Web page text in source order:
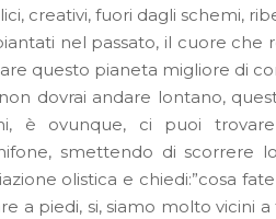
creativi, fuori dagli schemi,
nel passato, il cuore che
questo pianeta migliore di
dovrai andare lontano,
è ovunque, ci puoi
smettendo di scorrere
olistica e chiedi:”cosa
a piedi, si, siamo molto vicini